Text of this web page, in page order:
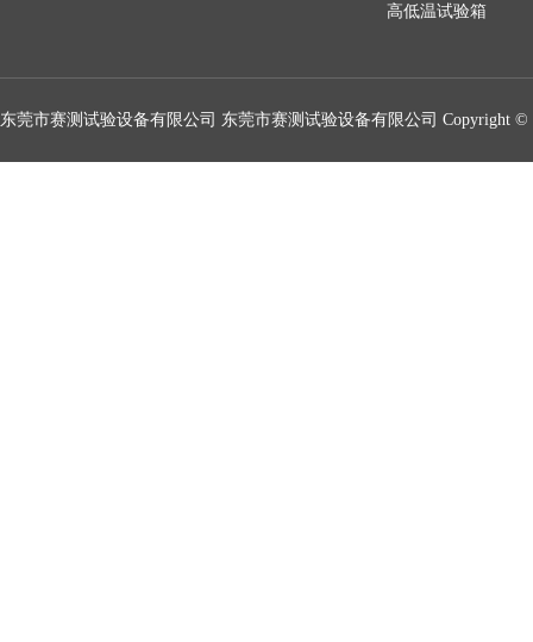
高低温试验箱
东莞市赛测试验设备有限公司 东莞市赛测试验设备有限公司 Copyright ©